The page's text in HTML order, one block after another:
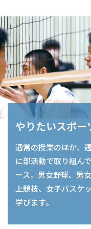
やりたいスポ
通常の授業のほか、
に部活動で取り組ん
ース。男女野球、男
上競技、女子バスケ
学びます。